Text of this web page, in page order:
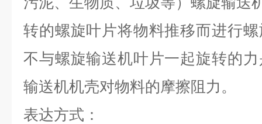
转的螺旋叶片将物料推移而进行
不与螺旋输送机叶片一起旋转的
输送机机壳对物料的摩擦阻力。
表达方式：